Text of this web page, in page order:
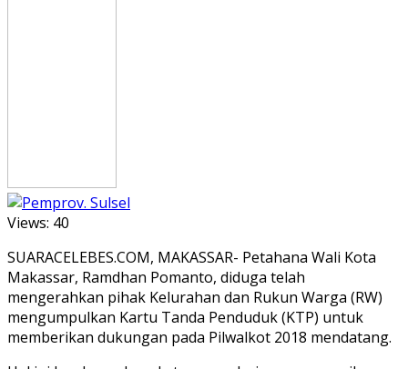
Views: 40
SUARACELEBES.COM, MAKASSAR- Petahana Wali Kota
Makassar, Ramdhan Pomanto, diduga telah
mengerahkan pihak Kelurahan dan Rukun Warga (RW)
mengumpulkan Kartu Tanda Penduduk (KTP) untuk
memberikan dukungan pada Pilwalkot 2018 mendatang.